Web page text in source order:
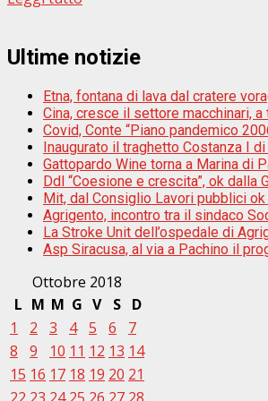
Ultime notizie
Etna, fontana di lava dal cratere
Cina, cresce il settore macchinari,
Covid, Conte “Piano pandemico
Inaugurato il traghetto Costanza I
Gattopardo Wine torna a Marina di
Ddl “Coesione e crescita”, ok
Mit, dal Consiglio Lavori pubblici
Agrigento, incontro tra il sindaco
La Stroke Unit dell’ospedale di
Asp Siracusa, al via a Pachino il
Ottobre 2018
L M M G V S
D
1
2 3 4 5 6
7
8
9 10 11 12 13 14
15 16 17 18 19 20 21